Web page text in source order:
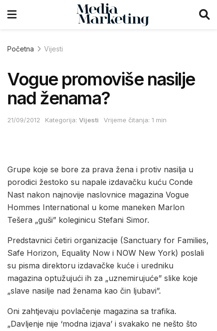
Početna Vijesti
Vogue promoviše nasilje
nad ženama?
21/09/2012 Kategorija: Vijesti Vrijeme čitanja: 1 min
Grupe koje se bore za prava žena i protiv nasilja u
porodici žestoko su napale izdavačku kuću Conde
Nast nakon najnovije naslovnice magazina Vogue
Hommes International u kome maneken Marlon
Tešera „guši” koleginicu Stefani Simor.
Predstavnici četiri organizacije (Sanctuary for Families,
Safe Horizon, Equality Now i NOW New York) poslali
su pisma direktoru izdavačke kuće i uredniku
magazina optužujući ih za „uznemirujuće” slike koje
„slave nasilje nad ženama kao čin ljubavi”.
Oni zahtjevaju povlačenje magazina sa trafika.
„Davljenje nije ‘modna izjava’ i svakako ne nešto što